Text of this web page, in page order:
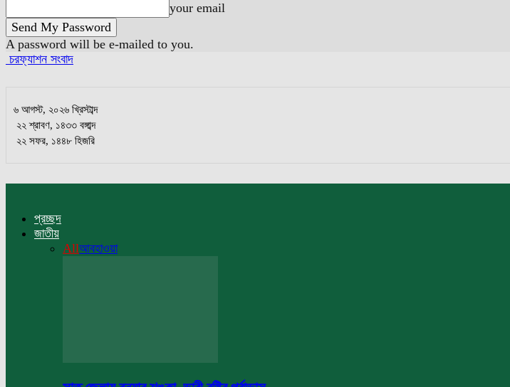
your email
A password will be e-mailed to you.
চরফ্যাশন সংবাদ
৬ আগস্ট, ২০২৬ খ্রিস্টাব্দ
২২ শ্রাবণ, ১৪৩৩ বঙ্গাব্দ
২২ সফর, ১৪৪৮ হিজরি
প্রচ্ছদ
জাতীয়
Allআবহাওয়া